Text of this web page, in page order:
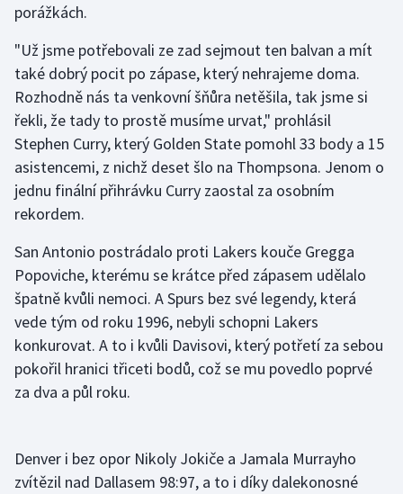
Jezdectví
Judo
Krasobruslení
Lezení
Lyže a snowboard
Moderní pětiboj
Motorsport
Olympijské hry
Plavání
porážkách.
"Už jsme potřebovali ze zad sejmout ten balvan a mít
také dobrý pocit po zápase, který nehrajeme doma.
Rozhodně nás ta venkovní šňůra netěšila, tak jsme si
řekli, že tady to prostě musíme urvat," prohlásil
Stephen Curry, který Golden State pomohl 33 body a 15
asistencemi, z nichž deset šlo na Thompsona. Jenom o
jednu finální přihrávku Curry zaostal za osobním
rekordem.
San Antonio postrádalo proti Lakers kouče Gregga
Popoviche, kterému se krátce před zápasem udělalo
špatně kvůli nemoci. A Spurs bez své legendy, která
vede tým od roku 1996, nebyli schopni Lakers
konkurovat. A to i kvůli Davisovi, který potřetí za sebou
pokořil hranici třiceti bodů, což se mu povedlo poprvé
za dva a půl roku.
Denver i bez opor Nikoly Jokiče a Jamala Murrayho
zvítězil nad Dallasem 98:97, a to i díky dalekonosné